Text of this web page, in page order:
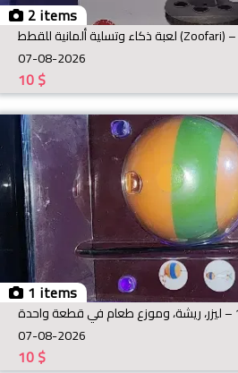
2 items
07-08-2026
$
10
1 items
07-08-2026
$
10